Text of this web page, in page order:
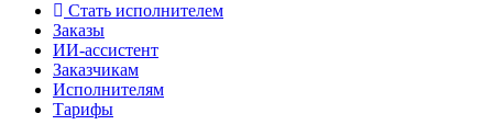
Стать исполнителем
Заказы
ИИ-ассистент
Заказчикам
Исполнителям
Тарифы